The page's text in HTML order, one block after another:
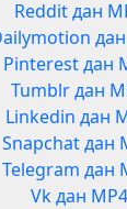
Reddit дан
дан
Pinterest дан
Tumblr дан
Linkedin дан
Snapchat дан
Telegram дан
Vk дан